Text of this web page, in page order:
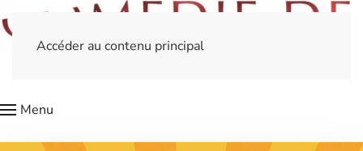
Accéder au contenu principal
Menu